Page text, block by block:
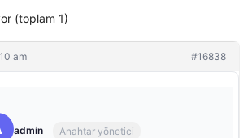
(toplam 1)
am #16838
admin Anahtar yönetici